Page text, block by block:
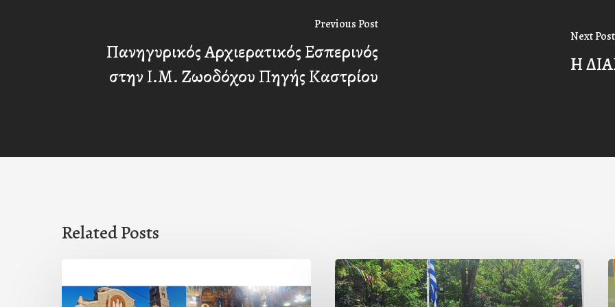
Previous Post
Πανηγυρικός Αρχιερατικός Εσπερινός
στην Ι.Μ. Ζωοδόχου Πηγής Καστρίου
Next Post
Η
Related Posts
εορτή
Με
την